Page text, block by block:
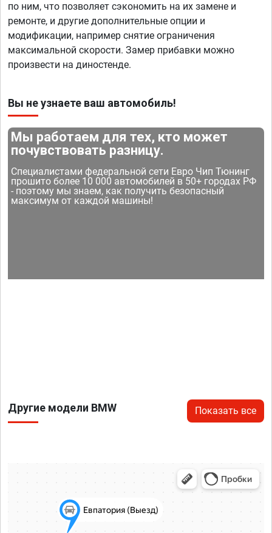
по ним, что позволяет сэкономить на их замене и
ремонте, и другие дополнительные опции и
модификации, например снятие ограничения
максимальной скорости. Замер прибавки можно
произвести на диностенде.
Вы не узнаете ваш автомобиль!
Мы работаем для тех, кто может
почувствовать разницу.
Специалистами федеральной сети Евро Чип Тюнинг
прошито более 10 000 автомобилей в 50+ городах РФ
- поэтому мы знаем, как получить безопасный
максимум от каждой машины!
Другие модели BMW Показать все